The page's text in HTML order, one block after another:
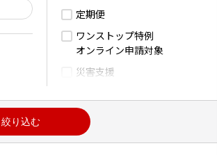
定期便
ワンストップ特例
オンライン申請対象
災害支援
絞り込む